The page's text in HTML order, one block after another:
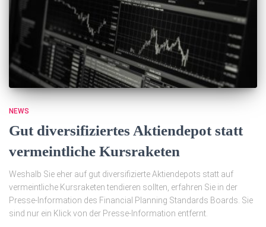
NEWS
Gut diversifiziertes Aktiendepot statt
vermeintliche Kursraketen
Weshalb Sie eher auf gut diversifizierte Aktiendepots statt auf
vermeintliche Kursraketen tendieren sollten, erfahren Sie in der
Presse-Information des Financial Planning Standards Boards. Sie
sind nur ein Klick von der Presse-Information entfernt.